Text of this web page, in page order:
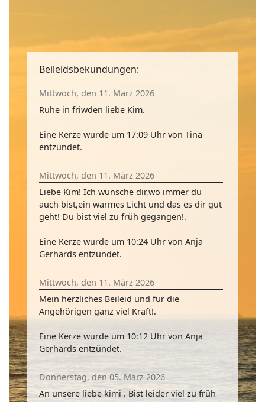
Beileidsbekundungen:
Mittwoch, den 11. März 2026
Ruhe in friwden liebe Kim.
Eine Kerze wurde um 17:09 Uhr von Tina
entzündet.
Mittwoch, den 11. März 2026
Liebe Kim! Ich wünsche dir,wo immer du
auch bist,ein warmes Licht und das es dir gut
geht! Du bist viel zu früh gegangen!.
Eine Kerze wurde um 10:24 Uhr von Anja
Gerhards entzündet.
Mittwoch, den 11. März 2026
Mein herzliches Beileid und für die
Angehörigen ganz viel Kraft!.
Eine Kerze wurde um 10:12 Uhr von Anja
Gerhards entzündet.
Donnerstag, den 05. März 2026
An unsere liebe kimi . Bist leider viel zu früh